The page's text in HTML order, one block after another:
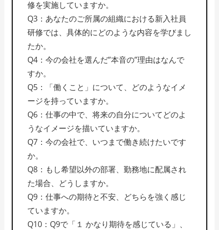
修を実施していますか。
Q3：あなたのご所属の組織における新入社員
研修では、具体的にどのような内容を学びまし
たか。
Q4：今の会社を選んだ”本音の”理由はなんで
すか。
Q5：「働くこと」について、どのようなイメ
ージを持っていますか。
Q6：仕事の中で、将来の自分についてどのよ
うなイメージを描いていますか。
Q7：今の会社で、いつまで働き続けたいです
か。
Q8：もし希望以外の部署、勤務地に配属され
た場合、どうしますか。
Q9：仕事への期待と不安、どちらを強く感じ
ていますか。
Q10：Q9で「１ かなり期待を感じている」、